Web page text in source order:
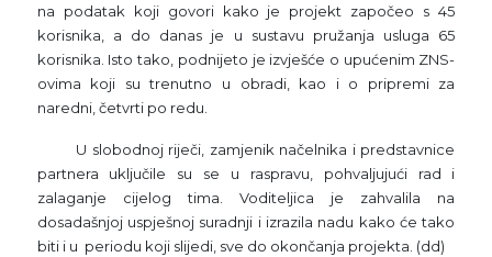
na podatak koji govori kako je projekt započeo s 45
korisnika, a do danas je u sustavu pružanja usluga 65
korisnika. Isto tako, podnijeto je izvješće o upućenim ZNS-
ovima koji su trenutno u obradi, kao i o pripremi za
naredni, četvrti po redu.
U slobodnoj riječi, zamjenik načelnika i predstavnice
partnera uključile su se u raspravu, pohvaljujući rad i
zalaganje cijelog tima. Voditeljica je zahvalila na
dosadašnjoj uspješnoj suradnji i izrazila nadu kako će tako
biti i u periodu koji slijedi, sve do okončanja projekta. (dd)